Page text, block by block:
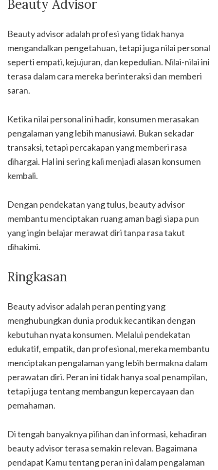
Beauty Advisor
Beauty advisor adalah profesi yang tidak hanya
mengandalkan pengetahuan, tetapi juga nilai personal
seperti empati, kejujuran, dan kepedulian. Nilai-nilai ini
terasa dalam cara mereka berinteraksi dan memberi
saran.
Ketika nilai personal ini hadir, konsumen merasakan
pengalaman yang lebih manusiawi. Bukan sekadar
transaksi, tetapi percakapan yang memberi rasa
dihargai. Hal ini sering kali menjadi alasan konsumen
kembali.
Dengan pendekatan yang tulus, beauty advisor
membantu menciptakan ruang aman bagi siapa pun
yang ingin belajar merawat diri tanpa rasa takut
dihakimi.
Ringkasan
Beauty advisor adalah peran penting yang
menghubungkan dunia produk kecantikan dengan
kebutuhan nyata konsumen. Melalui pendekatan
edukatif, empatik, dan profesional, mereka membantu
menciptakan pengalaman yang lebih bermakna dalam
perawatan diri. Peran ini tidak hanya soal penampilan,
tetapi juga tentang membangun kepercayaan dan
pemahaman.
Di tengah banyaknya pilihan dan informasi, kehadiran
beauty advisor terasa semakin relevan. Bagaimana
pendapat Kamu tentang peran ini dalam pengalaman